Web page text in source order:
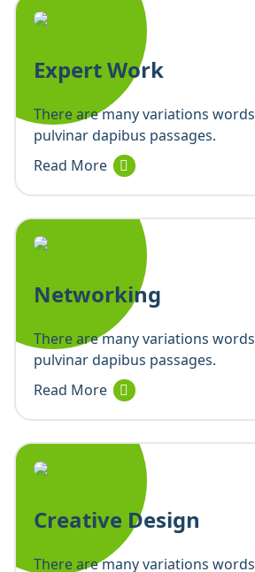
Expert Work
There are many variations words
pulvinar dapibus passages.
Read More
Networking
There are many variations words
pulvinar dapibus passages.
Read More
Creative Design
There are many variations words